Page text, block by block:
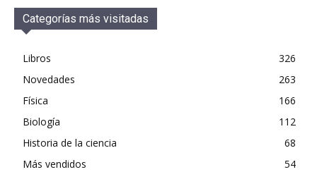
Categorías más visitadas
Libros
326
Novedades
263
Física
166
Biología
112
Historia de la ciencia
68
Más vendidos
54